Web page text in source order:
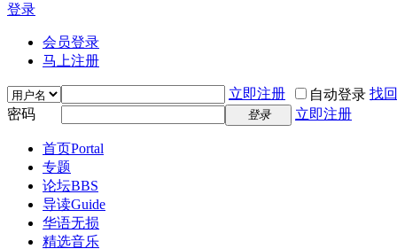
登录
会员登录
马上注册
立即注册 自动登录 找
密码
登录 立即注册
首页Portal
专题
论坛BBS
导读Guide
华语无损
精选音乐